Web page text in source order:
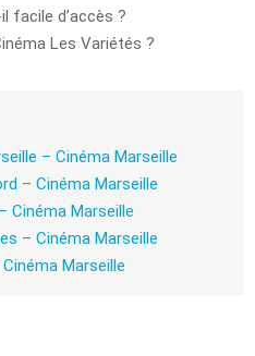
facile d’accès ?
Les Variétés ?
– Cinéma Marseille
– Cinéma Marseille
Cinéma Marseille
– Cinéma Marseille
Marseille